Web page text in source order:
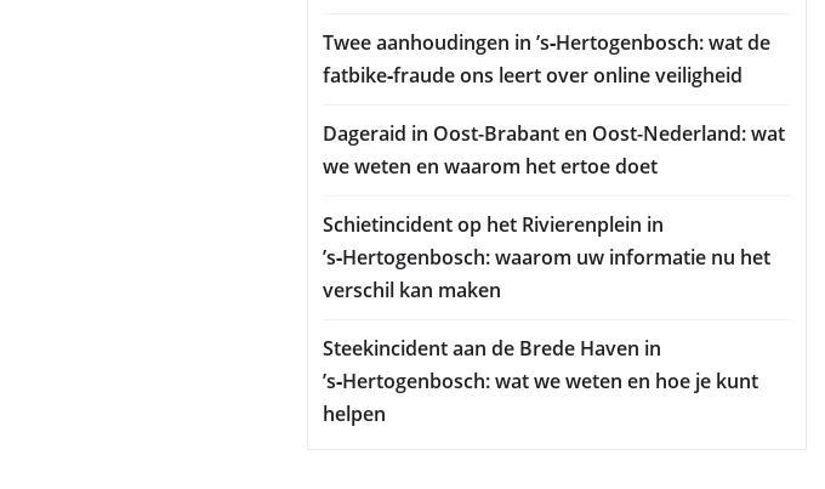
Twee aanhoudingen in ’s‑Hertogenbosch: wat de
fatbike‑fraude ons leert over online veiligheid
Dageraid in Oost-Brabant en Oost-Nederland: wat
we weten en waarom het ertoe doet
Schietincident op het Rivierenplein in
’s‑Hertogenbosch: waarom uw informatie nu het
verschil kan maken
Steekincident aan de Brede Haven in
’s‑Hertogenbosch: wat we weten en hoe je kunt
helpen